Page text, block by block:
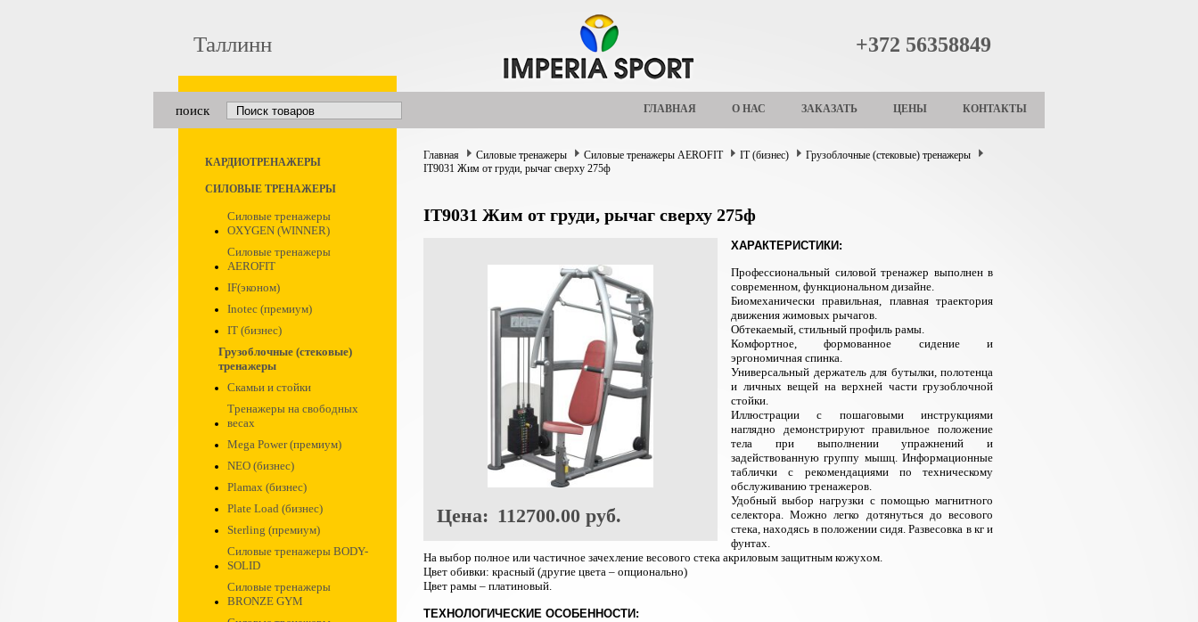
Таллинн +372 56358849
поиск ГЛАВНАЯ О НАС ЗАКАЗАТЬ ЦЕНЫ КОНТАКТЫ
КАРДИОТРЕНАЖЕРЫ
СИЛОВЫЕ ТРЕНАЖЕРЫ
Силовые тренажеры
OXYGEN (WINNER)
Силовые тренажеры
AEROFIT
IF(эконом)
Inotec (премиум)
IT (бизнес)
Грузоблочные (стековые)
тренажеры
Скамьи и стойки
Тренажеры на свободных
весах
Mega Power (премиум)
NEO (бизнес)
Plamax (бизнес)
Plate Load (бизнес)
Sterling (премиум)
Силовые тренажеры BODY-
SOLID
Силовые тренажеры
BRONZE GYM
Главная Силовые тренажеры Силовые тренажеры AEROFIT IT (бизнес)
Грузоблочные (стековые) тренажеры
IT9031 Жим от груди, рычаг сверху 275ф
IT9031 Жим от груди, рычаг сверху 275ф
Цена: 112700.00 руб.
ХАРАКТЕРИСТИКИ:
Профессиональный силовой тренажер выполнен в
современном, функциональном дизайне.
Биомеханически правильная, плавная траектория
движения жимовых рычагов.
Обтекаемый, стильный профиль рамы.
Комфортное, формованное сидение и
эргономичная спинка.
Универсальный держатель для бутылки, полотенца
и личных вещей на верхней части грузоблочной
стойки.
Иллюстрации с пошаговыми инструкциями
наглядно демонстрируют правильное положение
тела при выполнении упражнений и
задействованную группу мышц. Информационные
таблички с рекомендациями по техническому
обслуживанию тренажеров.
Удобный выбор нагрузки с помощью магнитного
селектора. Можно легко дотянуться до весового
стека, находясь в положении сидя. Развесовка в кг и
фунтах.
На выбор полное или частичное зачехление весового стека акриловым защитным кожухом.
Цвет обивки: красный (другие цвета – опционально)
Цвет рамы – платиновый.
ТЕХНОЛОГИЧЕСКИЕ ОСОБЕННОСТИ: